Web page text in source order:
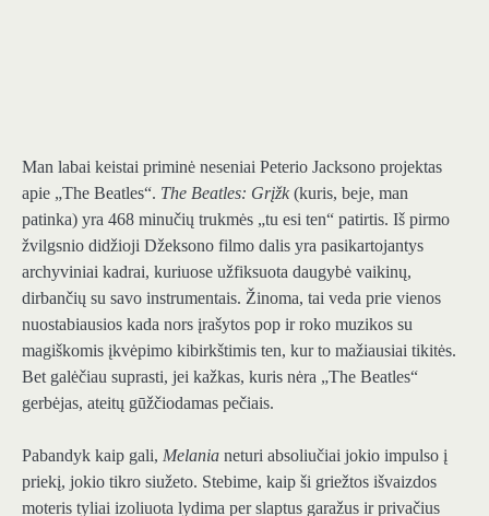
Man labai keistai priminė neseniai Peterio Jacksono projektas
apie „The Beatles“. The Beatles: Grįžk (kuris, beje, man
patinka) yra 468 minučių trukmės „tu esi ten“ patirtis. Iš pirmo
žvilgsnio didžioji Džeksono filmo dalis yra pasikartojantys
archyviniai kadrai, kuriuose užfiksuota daugybė vaikinų,
dirbančių su savo instrumentais. Žinoma, tai veda prie vienos
nuostabiausios kada nors įrašytos pop ir roko muzikos su
magiškomis įkvėpimo kibirkštimis ten, kur to mažiausiai tikitės.
Bet galėčiau suprasti, jei kažkas, kuris nėra „The Beatles“
gerbėjas, ateitų gūžčiodamas pečiais.
Pabandyk kaip gali, Melania neturi absoliučiai jokio impulso į
priekį, jokio tikro siužeto. Stebime, kaip ši griežtos išvaizdos
moteris tyliai izoliuota lydima per slaptus garažus ir privačius